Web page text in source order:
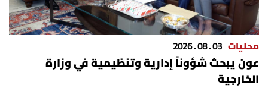
محليات 03 . 08 . 2026
عون يبحث شؤوناً إدارية وتنظيمية في وزارة
الخارجية